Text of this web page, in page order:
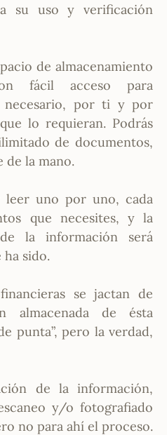
su uso y verificación
de almacenamiento
fácil acceso para
necesario, por ti y por
lo requieran. Podrás
de documentos,
de la mano.
leer uno por uno, cada
que necesites, y la
la información será
sido.
se jactan de
almacenada de ésta
punta”, pero la verdad,
de la información,
y/o fotografiado
no para ahí el proceso.